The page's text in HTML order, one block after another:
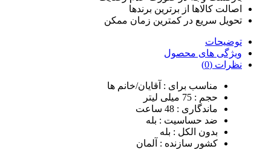
اصالت کالاها از برترین برندها
تحویل سریع در کمترین زمان ممکن
توضیحات
ویژگی های محصول
نظرات (0)
مناسب برای : آقایان/خانم ها
حجم : 75 میلی لیتر
ماندگاری : 48 ساعت
ضد حساسیت : بله
بدون الکل : بله
کشور سازنده : آلمان